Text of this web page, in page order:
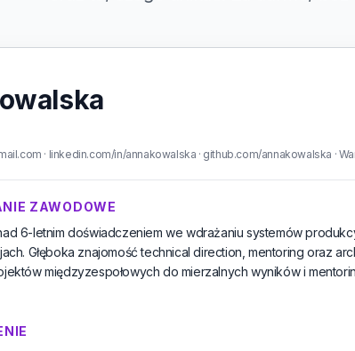
· linkedin.com/in/annakowalska · github.com/annakowalska ·
ZAWODOWE
6-letnim doświadczeniem we wdrażaniu systemów
Głęboka znajomość technical direction, mentoring oraz
międzyzespołowych do mierzalnych wyników i